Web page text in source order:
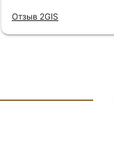
Отзыв 2GIS